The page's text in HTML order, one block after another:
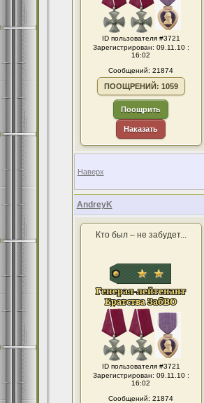
ID пользователя #3721
Зарегистрирован: 09.11.10 :
16:02
Сообщений: 21874
ПООЩРЕНИЙ: 1059
Поощрить
Наказать
Наверх
AndreyK
Кто был – не забудет...
ID пользователя #3721
Зарегистрирован: 09.11.10 :
16:02
Сообщений: 21874